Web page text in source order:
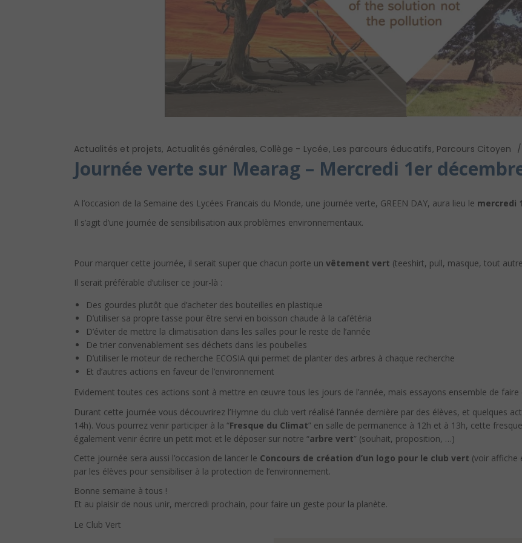
Actualités et projets, Actualités générales, Collège - Lycée, Les parcours éducatifs, Parcours Citoyen
Journée verte sur Mearag – Mercredi 1er
A l’occasion de la Semaine des Lycées Francais du Monde, une journée verte, GREEN DAY, aura lieu le mercredi
Il s’agit d’une journée de sensibilisation aux problèmes environnementaux.
Pour marquer cette journée, il serait super que chacun porte un vêtement vert (teeshirt, pull, masque, tout
Il serait préférable d’utiliser ce jour-là :
Des gourdes plutôt que d’acheter des bouteilles en plastique
D’utiliser sa propre tasse pour être servi en boisson chaude à la cafétéria
D’éviter de mettre la climatisation dans les salles pour le reste de l’année
De trier convenablement ses déchets dans les poubelles
D’utiliser le moteur de recherche ECOSIA qui permet de planter des arbres à chaque recherche
Et d’autres actions en faveur de l’environnement
Evidement toutes ces actions sont à mettre en œuvre tous les jours de l’année, mais essayons ensemble de
Durant cette journée vous découvrirez l’Hymne du club vert réalisé l’année dernière par des élèves, et quelques
14h). Vous pourrez venir participer à la “Fresque du Climat” en salle de permanence à 12h et à 13h, cette
également venir écrire un petit mot et le déposer sur notre “arbre vert” (souhait, proposition, …)
Cette journée sera aussi l’occasion de lancer le Concours de création d’un logo pour le club vert (voir affiche
par les élèves pour sensibiliser à la protection de l’environnement.
Bonne semaine à tous !
Et au plaisir de nous unir, mercredi prochain, pour faire un geste pour la planète.
Le Club Vert